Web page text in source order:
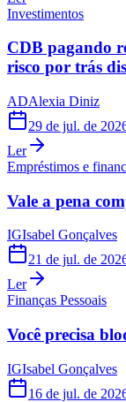
Investimentos
CDB pagando
risco por trás
ADAlexia Diniz
29 de jul. de
Ler
Empréstimos e
Vale a pena
IGIsabel Gonçalves
21 de jul. de
Ler
Finanças Pessoais
Você precisa
IGIsabel Gonçalves
16 de jul. de